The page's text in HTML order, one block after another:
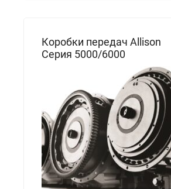
Коробки передач Allison
Серия 5000/6000